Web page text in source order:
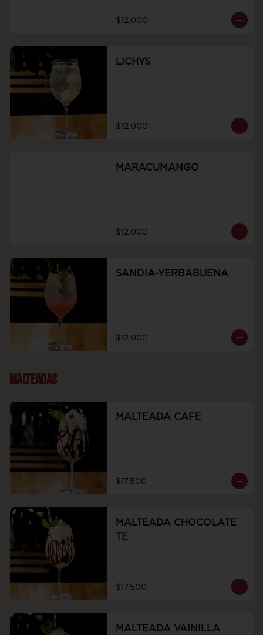
$12.000
LICHYS
$12.000
MARACUMANGO
$12.000
SANDIA-YERBABUENA
$12.000
MALTEADAS
MALTEADA CAFE
$17.500
MALTEADA CHOCOLATE
TE
$17.500
MALTEADA VAINILLA